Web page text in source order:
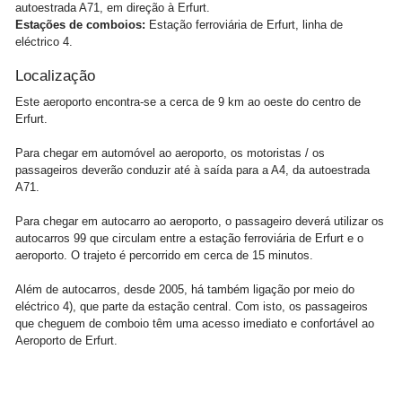
autoestrada A71, em direção à Erfurt.
Estações de comboios: Estação ferroviária de Erfurt, linha de
eléctrico 4.
Localização
Este aeroporto encontra-se a cerca de 9 km ao oeste do centro de
Erfurt.
Para chegar em automóvel ao aeroporto, os motoristas / os
passageiros deverão conduzir até à saída para a A4, da autoestrada
A71.
Para chegar em autocarro ao aeroporto, o passageiro deverá utilizar os
autocarros 99 que circulam entre a estação ferroviária de Erfurt e o
aeroporto. O trajeto é percorrido em cerca de 15 minutos.
Além de autocarros, desde 2005, há também ligação por meio do
eléctrico 4), que parte da estação central. Com isto, os passageiros
que cheguem de comboio têm uma acesso imediato e confortável ao
Aeroporto de Erfurt.